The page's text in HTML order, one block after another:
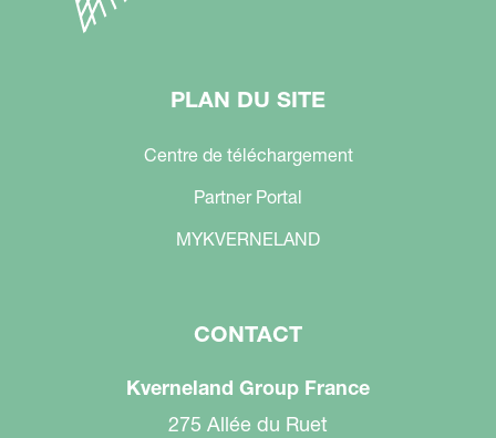
PLAN DU SITE
Centre de téléchargement
Partner Portal
MYKVERNELAND
CONTACT
Kverneland Group France
275 Allée du Ruet